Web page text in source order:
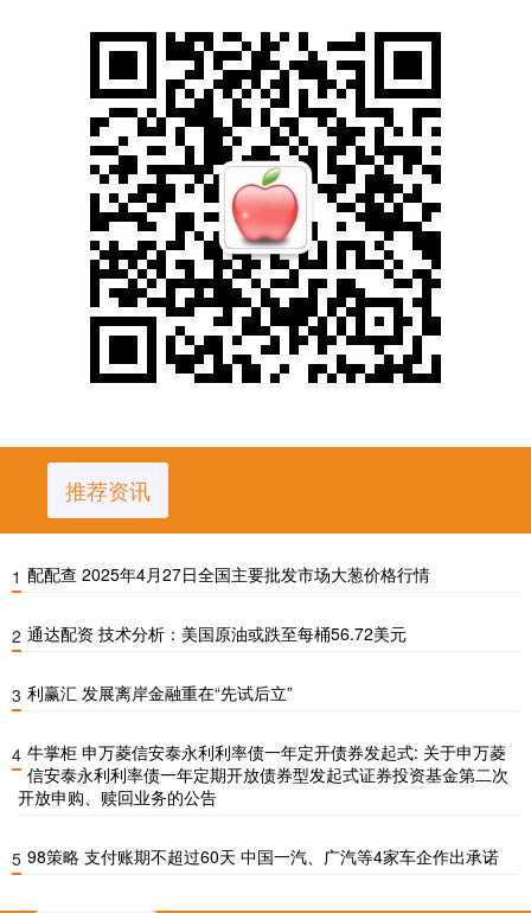
推荐资讯
1 配配查 2025年4月27日全国主要批发市场大葱价格行情
2 通达配资 技术分析：美国原油或跌至每桶56.72美元
3 利赢汇 发展离岸金融重在“先试后立”
4 牛掌柜 申万菱信安泰永利利率债一年定开债券发起式: 关于申万菱
信安泰永利利率债一年定期开放债券型发起式证券投资基金第二次
开放申购、赎回业务的公告
5 98策略 支付账期不超过60天 中国一汽、广汽等4家车企作出承诺